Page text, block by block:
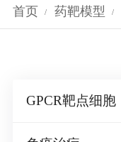
首页 / 药靶模型 /
GPCR靶点细胞